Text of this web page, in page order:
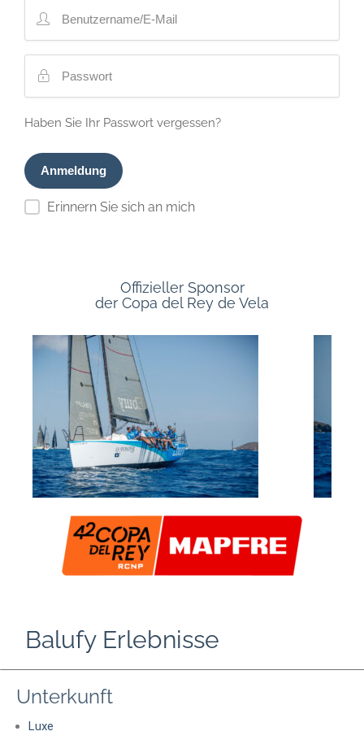
Haben Sie Ihr Passwort vergessen?
Erinnern Sie sich an mich
Offizieller Sponsor
der Copa del Rey de Vela
Balufy Erlebnisse
Unterkunft
Luxe